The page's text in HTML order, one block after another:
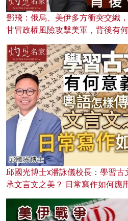
鄧飛：俄烏、美伊多方衝突交織
甘冒政權風險攻擊美軍，背後有
邱國光博士x潘詠儀校長：學習
承文言文之美？ 日常寫作如何應